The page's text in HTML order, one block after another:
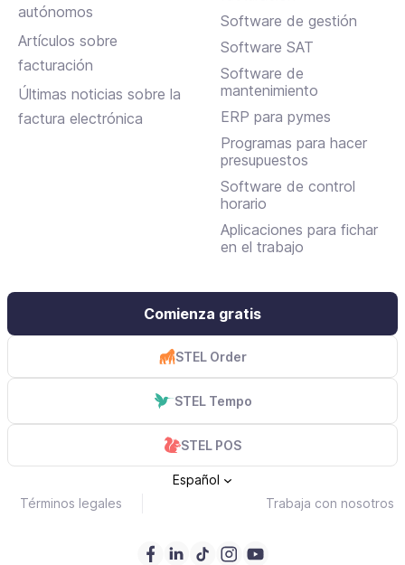
autónomos
Artículos sobre
facturación
Últimas noticias sobre la
factura electrónica
Software de gestión
Software SAT
Software de
mantenimiento
ERP para pymes
Programas para hacer
presupuestos
Software de control
horario
Aplicaciones para fichar
en el trabajo
Comienza gratis
STEL Order
STEL Tempo
STEL POS
Términos legales Trabaja con nosotros
Español